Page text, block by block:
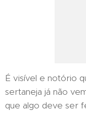
É visível e notório
sertaneja já não
que algo deve ser